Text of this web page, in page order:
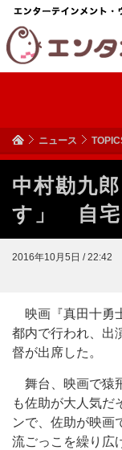
ニュース
中村勘九
す」 自宅
2016年10月5日 / 22:42
映画『真田十勇
都内で行われ、出
督が出席した。
舞台、映画で猿
も佐助が大人気だ
ンで、佐助が映画
流ごっこを繰り広